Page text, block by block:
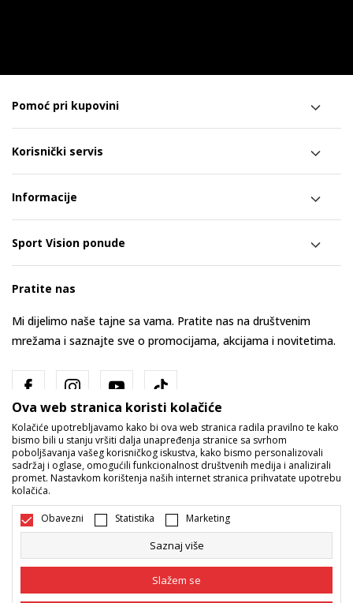
Pomoć pri kupovini
Korisnički servis
Informacije
Sport Vision ponude
Pratite nas
Mi dijelimo naše tajne sa vama. Pratite nas na društvenim
mrežama i saznajte sve o promocijama, akcijama i novitetima.
Bosna i Hercegovina Promijenite
Ova web stranica koristi kolačiće
Kolačiće upotrebljavamo kako bi ova web stranica radila pravilno te kako
bismo bili u stanju vršiti dalja unapređenja stranice sa svrhom
poboljšavanja vašeg korisničkog iskustva, kako bismo personalizovali
sadržaj i oglase, omogućili funkcionalnost društvenih medija i analizirali
promet. Nastavkom korištenja naših internet stranica prihvatate upotrebu
kolačića.
Obavezni Statistika Marketing
Saznaj više
Slažem se